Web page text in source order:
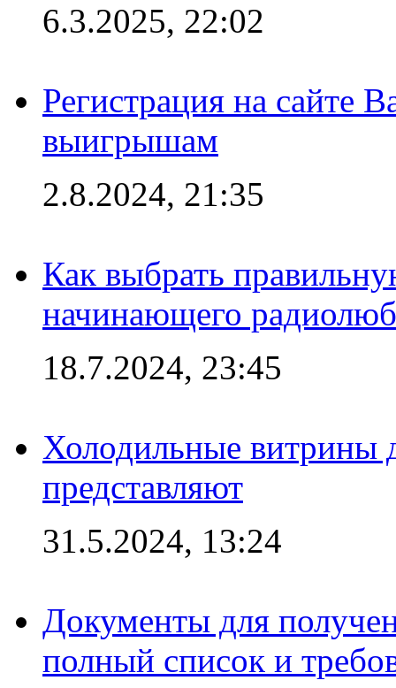
6.3.2025, 22:02
Регистрация на сайте
выигрышам
2.8.2024, 21:35
Как выбрать
начинающего
18.7.2024, 23:45
Холодильные витрины
представляют
31.5.2024, 13:24
Документы для
полный список и